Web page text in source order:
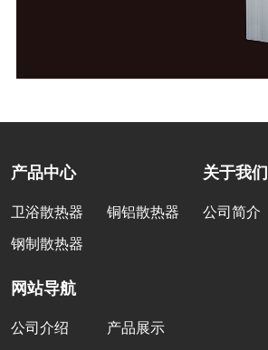
产品中心
卫浴散热器
铜铝散热器
钢制散热器
关于我们
公司简介
网站导航
公司介绍
产品展示